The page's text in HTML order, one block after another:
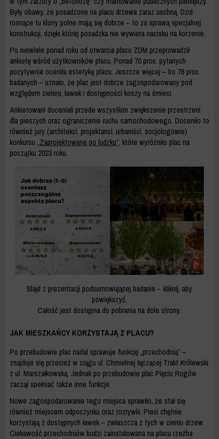
Były obawy, że posadzone na placu drzewa zaraz uschną. Dziś
rosnące tu klony polne mają się dobrze – to za sprawą specjalnej
konstrukcji, dzięki której posadzka nie wywiera nacisku na korzenie.
Po niewiele ponad roku od otwarcia placu ZDM przeprowadził
ankietę wśród użytkowników placu. Ponad 70 proc. pytanych
pozytywnie oceniła estetykę placu. Jeszcze więcej – bo 78 proc.
badanych – uznało, że plac jest dobrze zagospodarowany pod
względem zieleni, ławek i dostępności koszy na śmieci.
Ankietowani doceniali przede wszystkim zwiększenie przestrzeni
dla pieszych oraz ograniczenie ruchu samochodowego. Doceniło to
również jury (architekci, projektanci, urbaniści, socjologowie)
konkursu „Zaprojektowane po ludzku”, które wyróżniło plac na
początku 2023 roku.
Slajd z prezentacji podsumowującej badanie – kliknij, aby
powiększyć.
Całość jest dostępna do pobrania na dole strony.
JAK MIESZKAŃCY KORZYSTAJĄ Z PLACU?
Po przebudowie plac nadal sprawuje funkcję „przechodnią” –
znajduje się przecież w ciągu ul. Chmielnej łączącej Trakt Królewski
z ul. Marszałkowską. Jednak po przebudowie plac Pięciu Rogów
zaczął spełniać także inne funkcje.
Nowe zagospodarowanie tego miejsca sprawiło, że stał się
również miejscem odpoczynku oraz rozrywki. Piesi chętnie
korzystają z dostępnych ławek – zwłaszcza z tych w cieniu drzew.
Ciekawość przechodniów budzi zainstalowana na placu rzeźba